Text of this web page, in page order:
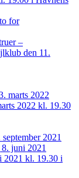
for
–
den 11.
marts 2022
2022 kl. 19.30
2021
juni 2021
2021 kl. 19.30 i